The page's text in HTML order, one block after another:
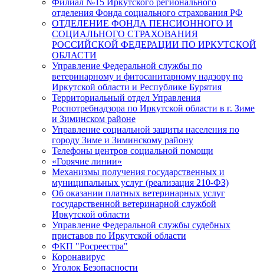
Филиал №15 Иркутского регионального
отделения Фонда социального страхования РФ
ОТДЕЛЕНИЕ ФОНДА ПЕНСИОННОГО И
СОЦИАЛЬНОГО СТРАХОВАНИЯ
РОССИЙСКОЙ ФЕДЕРАЦИИ ПО ИРКУТСКОЙ
ОБЛАСТИ
Управление Федеральной службы по
ветеринарному и фитосанитарному надзору по
Иркутской области и Республике Бурятия
Территориальный отдел Управления
Роспотребнадзора по Иркутской области в г. Зиме
и Зиминском районе
Управление социальной защиты населения по
городу Зиме и Зиминскому району
Телефоны центров социальной помощи
«Горячие линии»
Механизмы получения государственных и
муниципальных услуг (реализация 210-ФЗ)
Об оказании платных ветеринарных услуг
государственной ветеринарной службой
Иркутской области
Управление Федеральной службы судебных
приставов по Иркутской области
ФКП "Росреестра"
Коронавирус
Уголок Безопасности